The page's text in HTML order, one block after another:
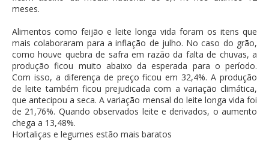
meses.
Alimentos como feijão e leite longa vida foram os itens que
mais colaboraram para a inflação de julho. No caso do grão,
como houve quebra de safra em razão da falta de chuvas, a
produção ficou muito abaixo da esperada para o período.
Com isso, a diferença de preço ficou em 32,4%. A produção
de leite também ficou prejudicada com a variação climática,
que antecipou a seca. A variação mensal do leite longa vida foi
de 21,76%. Quando observados leite e derivados, o aumento
chega a 13,48%.
Hortaliças e legumes estão mais baratos